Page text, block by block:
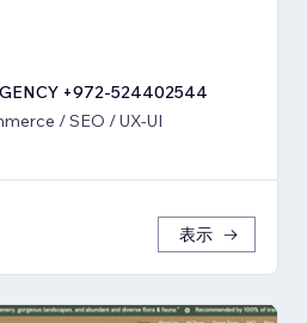
+972-524402544
/ SEO / UX-UI
表示